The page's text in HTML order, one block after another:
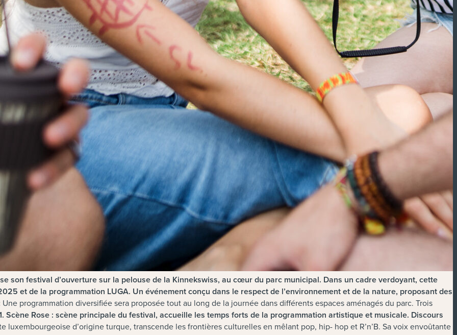
son festival d’ouverture sur la pelouse de la Kinnekswiss, au cœur du parc municipal. Dans un cadre verdoyant, cette
et de la programmation LUGA. Un événement conçu dans le respect de l’environnement et de la nature, proposant des
Une programmation diversifiée sera proposée tout au long de la journée dans différents espaces aménagés du parc. Trois
Scène Rose : scène principale du festival, accueille les temps forts de la programmation artistique et musicale. Discours
luxembourgeoise d’origine turque, transcende les frontières culturelles en mêlant pop, hip- hop et R’n’B. Sa voix envoûtante